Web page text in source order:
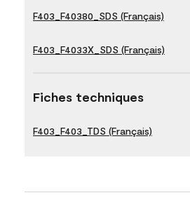
F403_F40380_SDS (Français)
F403_F4033X_SDS (Français)
Fiches techniques
F403_F403_TDS (Français)